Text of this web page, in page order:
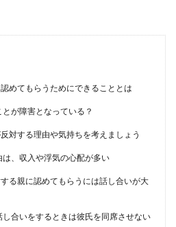
ットとデメリット
同士でも結婚することができるか気になる
めてもらうためにできることとは
が障害となっている？
対する理由や気持ちを考えましょう
、収入や浮気の心配が多い
る親に認めてもらうには話し合いが大
合いをするときは彼氏を同席させない